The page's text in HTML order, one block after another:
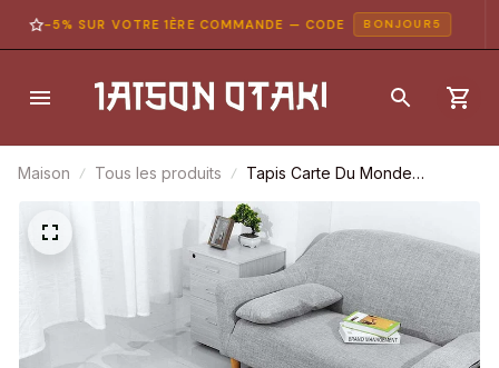
-5% SUR VOTRE 1ÈRE COMMANDE — CODE BONJOUR5
Maison Tous les produits
Tapis Carte Du Monde
Complète One Piece Tapis
Chambre